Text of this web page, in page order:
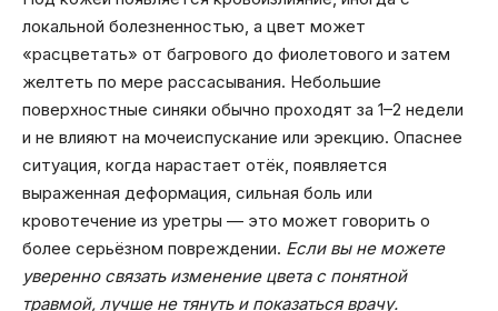
локальной болезненностью, а цвет может
«расцветать» от багрового до фиолетового и затем
желтеть по мере рассасывания. Небольшие
поверхностные синяки обычно проходят за 1–2 недели
и не влияют на мочеиспускание или эрекцию. Опаснее
ситуация, когда нарастает отёк, появляется
выраженная деформация, сильная боль или
кровотечение из уретры — это может говорить о
более серьёзном повреждении. Если вы не можете
уверенно связать изменение цвета с понятной
травмой, лучше не тянуть и показаться врачу.